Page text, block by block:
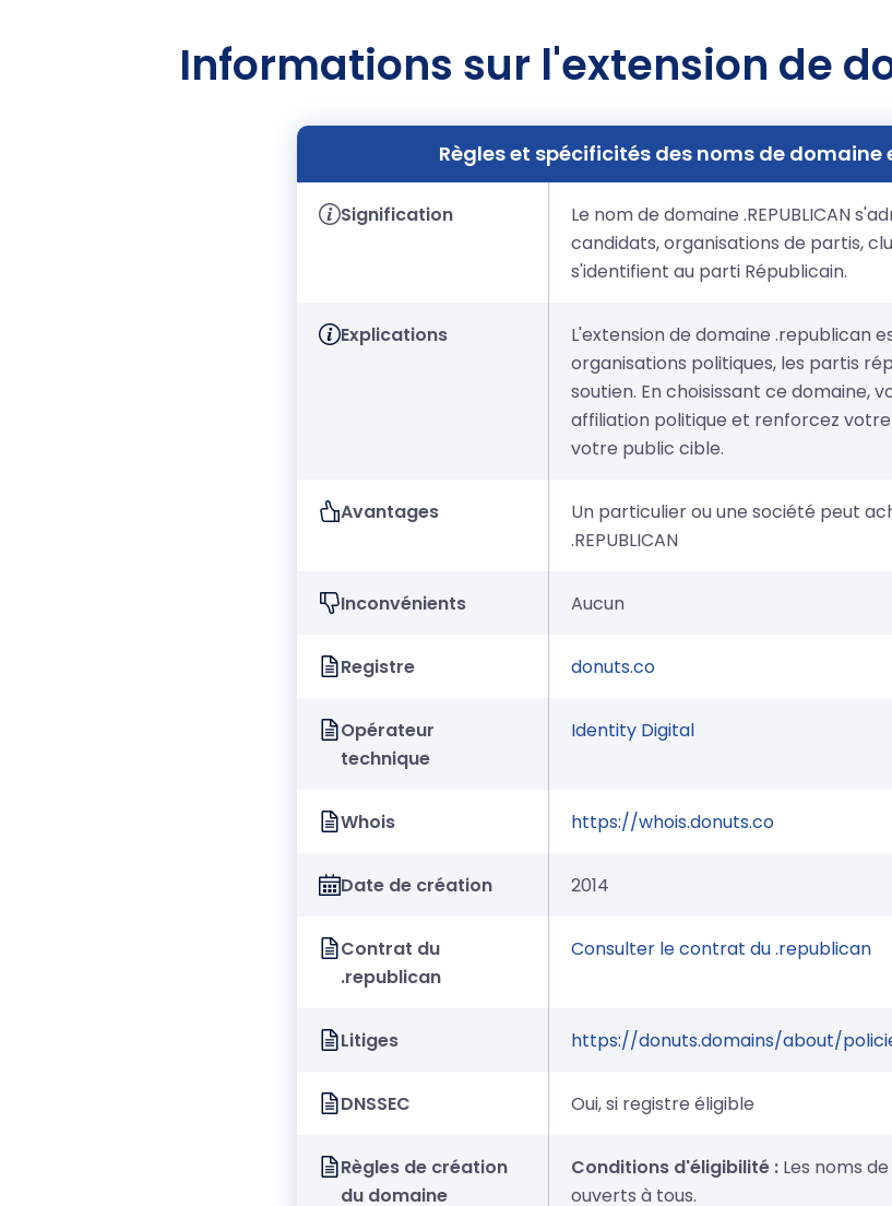
Informations sur l'extension de
Règles et spécificités des noms de domaine
Signification
Le nom de domaine .REPUBLICAN
candidats, organisations de partis,
s'identifient au parti Républicain.
Explications
L'extension de domaine .republican
organisations politiques, les partis
soutien. En choisissant ce domaine,
affiliation politique et renforcez
votre public cible.
Avantages
Un particulier ou une société peut
.REPUBLICAN
Inconvénients Aucun
Registre donuts.co
Opérateur
technique
Identity Digital
Whois https://whois.donuts.co
Date de création 2014
Contrat du
.republican
Consulter le contrat du .republican
Litiges https://donuts.domains/about/
DNSSEC Oui, si registre éligible
Règles de création
du domaine
Conditions d'éligibilité : Les noms
ouverts à tous.